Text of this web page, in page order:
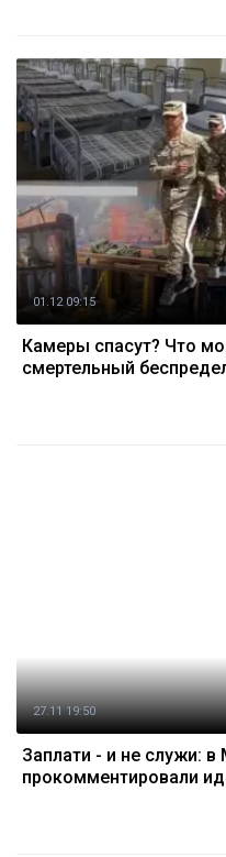
01.12 09:15
Камеры спасут? Что
смертельный
27.11 19:50
Заплати - и не служи:
прокомментировали